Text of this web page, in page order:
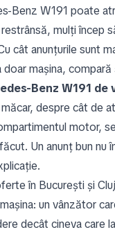
Benz W191 poate
mulți încep
cât anunțurile sunt
doar mașina,
Benz W191 de
măcar, despre cât de
motor,
Un anunț bun nu
în București și
un vânzător
decât cineva care